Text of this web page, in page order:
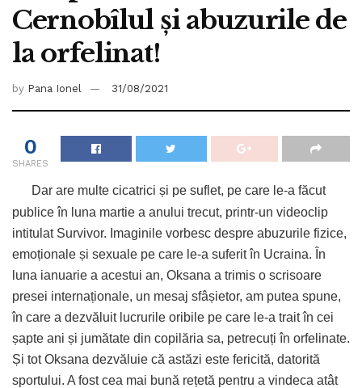
Cernobîlul și abuzurile de
la orfelinat!
by Pana Ionel 31/08/2021
0
SHARES
Dar are multe cicatrici și pe suflet, pe care le-a făcut
publice în luna martie a anului trecut, printr-un videoclip
intitulat Survivor. Imaginile vorbesc despre abuzurile fizice,
emoționale și sexuale pe care le-a suferit în Ucraina. În
luna ianuarie a acestui an, Oksana a trimis o scrisoare
presei internaționale, un mesaj sfâșietor, am putea spune,
în care a dezvăluit lucrurile oribile pe care le-a trait în cei
șapte ani și jumătate din copilăria sa, petrecuți în orfelinate.
Și tot Oksana dezvăluie că astăzi este fericită, datorită
sportului. A fost cea mai bună rețetă pentru a vindeca atât